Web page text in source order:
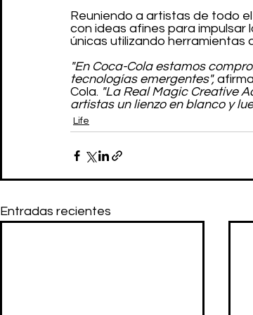
Reuniendo a artistas de todo
con ideas afines para
únicas utilizando herramientas
"En Coca-Cola estamos
tecnologías emergentes",
Cola. "La Real Magic Creative
artistas un lienzo en blanco y
Life
Entradas recientes